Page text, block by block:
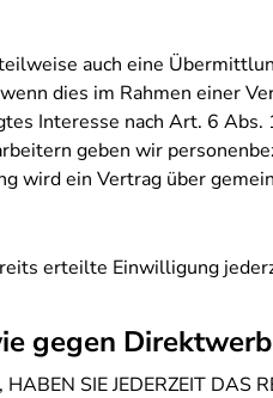
auch eine
dies im Rahmen einer
Interesse nach Art. 6
geben wir
wird ein Vertrag über
erteilte Einwilligung
gegen
SIE JEDERZEIT DAS